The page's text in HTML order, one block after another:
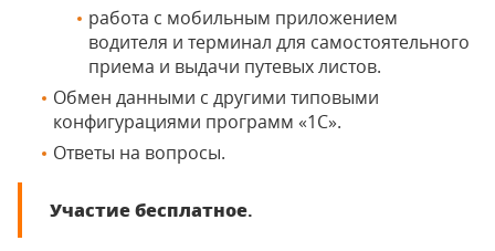
работа с мобильным приложением
водителя и терминал для самостоятельного
приема и выдачи путевых листов.
Обмен данными с другими типовыми
конфигурациями программ «1С».
Ответы на вопросы.
Участие бесплатное.